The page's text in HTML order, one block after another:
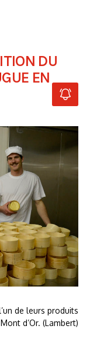
DU
EN
de leurs produits
d’Or. (Lambert)